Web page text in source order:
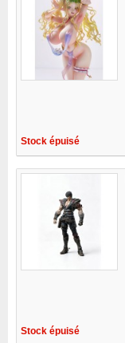
Stock épuisé
Stock épuisé